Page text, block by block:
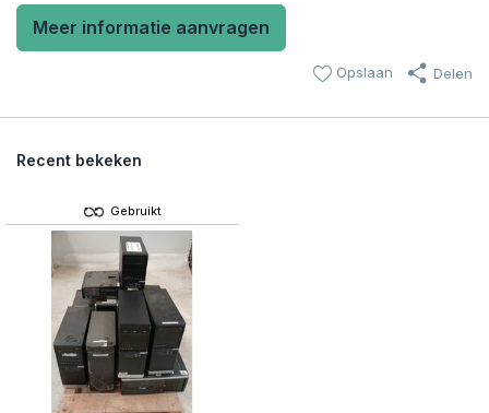
Meer informatie aanvragen
Opslaan Delen
Recent bekeken
Gebruikt